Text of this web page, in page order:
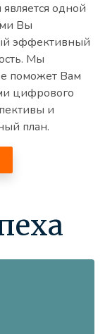
одной
Вы
эффективный
Мы
поможет Вам
цифрового
и
план.